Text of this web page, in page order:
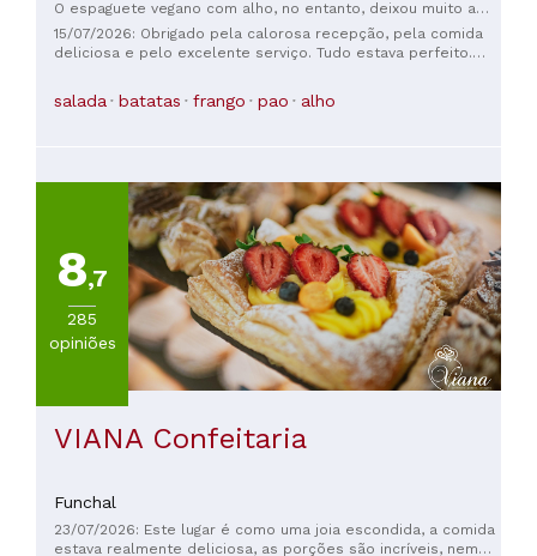
O espaguete vegano com alho, no entanto, deixou muito a
desejar. Pedi para levar para casa e adicionar algo que não
fosse só muito azeite ou alho cru. Só pedi porque o garçom
15/07/2026: Obrigado pela calorosa recepção, pela comida
deliciosa e pelo excelente serviço. Tudo estava perfeito.
delicioso.
salada batatas frango pao alho
8,7
285
opiniões
VIANA Confeitaria
Funchal
23/07/2026: Este lugar é como uma joia escondida, a comida
estava realmente deliciosa, as porções são incríveis, nem